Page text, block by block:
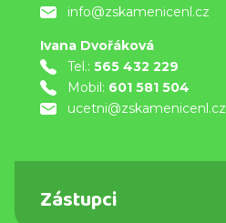
info@zskamenicenl.cz
Ivana Dvořáková
Tel.: 565 432 229
Mobil: 601 581 504
ucetni@zskamenicenl.cz
Zástupci